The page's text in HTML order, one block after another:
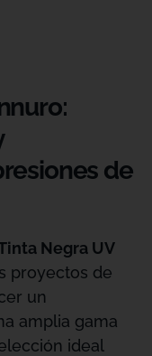
de
Negra UV
proyectos de
un
amplia gama
ideal